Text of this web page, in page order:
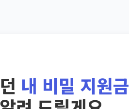
내 비밀 지원금